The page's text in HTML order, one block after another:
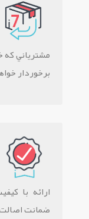
مشترياني که
برخوردار
ارائه با
ضمانت اصالت